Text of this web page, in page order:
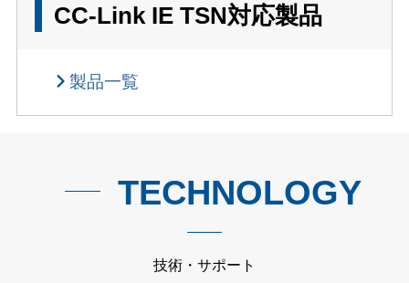
CC-Link IE TSN対応製品
製品一覧
TECHNOLOGY
技術・サポート